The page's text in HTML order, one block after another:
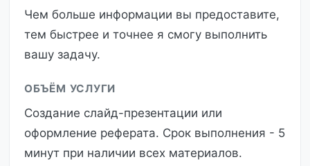
Чем больше информации вы предоставите,
тем быстрее и точнее я смогу выполнить
вашу задачу.
ОБЪЁМ УСЛУГИ
Создание слайд-презентации или
оформление реферата. Срок выполнения - 5
минут при наличии всех материалов.